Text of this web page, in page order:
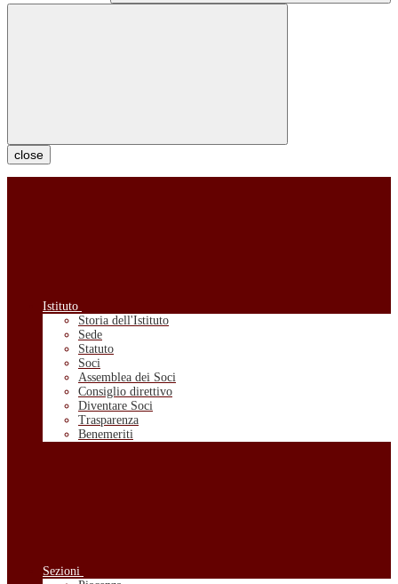
close
Istituto
Storia dell'Istituto
Sede
Statuto
Soci
Assemblea dei Soci
Consiglio direttivo
Diventare Soci
Trasparenza
Benemeriti
Sezioni